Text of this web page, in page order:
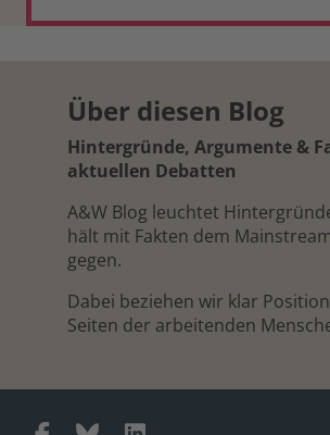
Über diesen Blog
Hintergründe, Argumente &
aktuellen Debatten
A&W Blog leuchtet
hält mit Fakten dem
gegen.
Dabei beziehen wir klar
Seiten der arbeitenden